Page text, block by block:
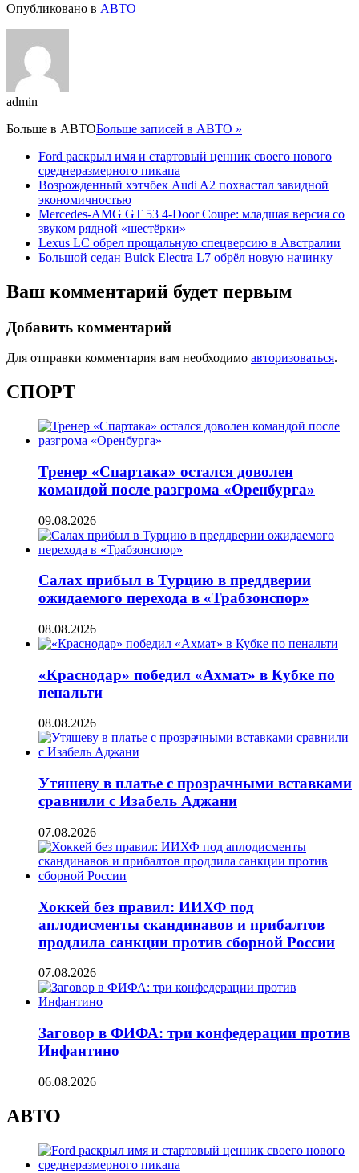
Опубликовано в АВТО
admin
Больше в АВТОБольше записей в АВТО »
Ford раскрыл имя и стартовый ценник своего нового
среднеразмерного пикапа
Возрожденный хэтчбек Audi A2 похвастал завидной
экономичностью
Mercedes-AMG GT 53 4-Door Coupe: младшая версия со
звуком рядной «шестёрки»
Lexus LC обрел прощальную спецверсию в Австралии
Большой седан Buick Electra L7 обрёл новую начинку
Ваш комментарий будет первым
Добавить комментарий
Для отправки комментария вам необходимо авторизоваться.
СПОРТ
Тренер «Спартака» остался доволен
командой после разгрома «Оренбурга»
09.08.2026
Салах прибыл в Турцию в преддверии
ожидаемого перехода в «Трабзонспор»
08.08.2026
«Краснодар» победил «Ахмат» в Кубке по
пенальти
08.08.2026
Утяшеву в платье с прозрачными вставками
сравнили с Изабель Аджани
07.08.2026
Хоккей без правил: ИИХФ под
аплодисменты скандинавов и прибалтов
продлила санкции против сборной России
07.08.2026
Заговор в ФИФА: три конфедерации против
Инфантино
06.08.2026
АВТО